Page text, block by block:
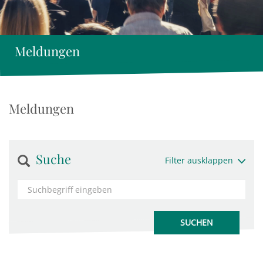
Meldungen
Meldungen
Suche Filter ausklappen